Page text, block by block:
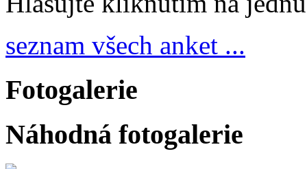
seznam všech anket ...
Fotogalerie
Náhodná fotogalerie